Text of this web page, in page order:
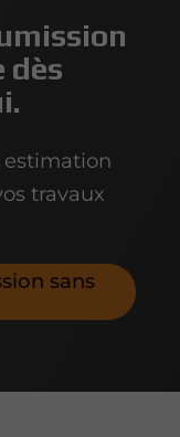
dès
estimation
travaux
sans